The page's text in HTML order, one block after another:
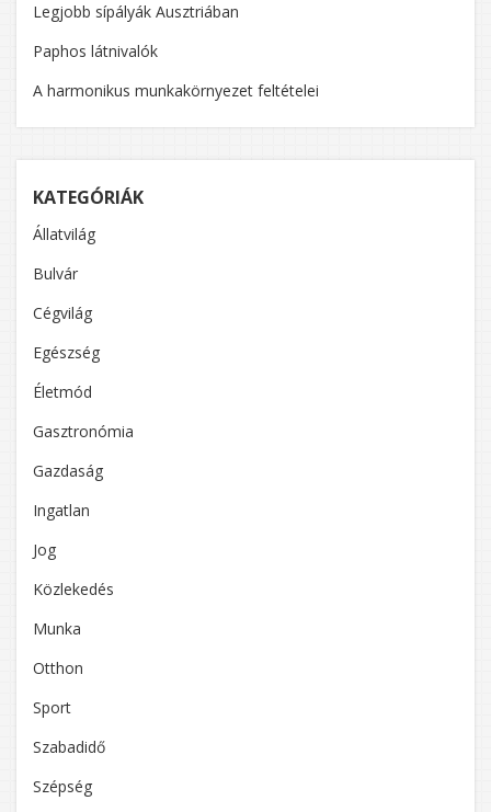
Legjobb sípályák Ausztriában
Paphos látnivalók
A harmonikus munkakörnyezet feltételei
KATEGÓRIÁK
Állatvilág
Bulvár
Cégvilág
Egészség
Életmód
Gasztronómia
Gazdaság
Ingatlan
Jog
Közlekedés
Munka
Otthon
Sport
Szabadidő
Szépség